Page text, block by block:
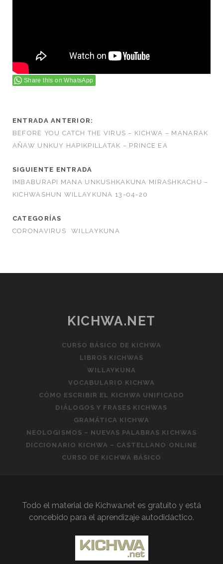
Share this on WhatsApp
ENTRADA ANTERIOR:
BEFORE YOU CATCH THE VIRUS – KICHWA – MANARAK
AÑAW UNKUY HAPIKPILLATAK – PRINCE EA
SIGUIENTE ENTRADA
IMBABURAPI MANA UNKUSHKAKUNA MIRASHKACHU –
KICHWASHUN WILLAYKUNA 13-04-20
CATEGORÍAS
CORONAVIRUS
WILLAYKUNA
KICHWA.NET
CURSO BÁSICO DE KICHWA
LIBROS KICHWAS
WILLAYKUNA
VOCABULARIO KICHWA
CÓMO ESCRIBIR EL KICHWA UNIFICADO
DIÁLOGOS Y FRASES KICHWAS
GRAMÁTICA KICHWA
NEOLOGISMOS – NUEVAS PALABRAS KICHWAS
DICCIONARIO KICHWA – CASTELLANO ONLINE
CURSO DE KICHWA BÁSICO
Todo el material de Kichwa.net es gratuito y está
concebido para el aprendizaje autodidáctico.